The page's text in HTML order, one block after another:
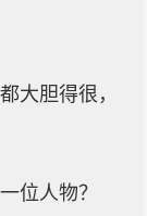
大胆得很，
位人物？